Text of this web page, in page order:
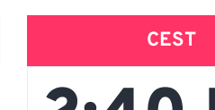
CEST